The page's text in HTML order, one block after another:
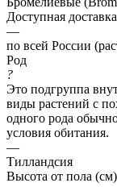
Доступная доставка
—
по всей России
Род
?
Это подгруппа
виды растений с
одного рода
условия обитания.
—
Тилландсия
Высота от пола (см)